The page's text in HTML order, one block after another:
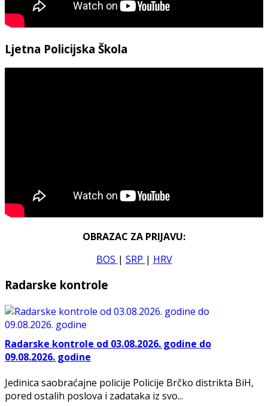
Ljetna Policijska Škola
OBRAZAC ZA PRIJAVU:
BOS | SRP | HRV
Radarske kontrole
Radarske kontrole od 03.08.2026. godine do
09.08.2026. godine
Jedinica saobraćajne policije Policije Brčko distrikta BiH,
pored ostalih poslova i zadataka iz svo...